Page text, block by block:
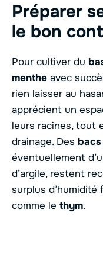
Préparer
le bon
Pour cultiver du
menthe avec
rien laisser au
apprécient un
leurs racines, tout
drainage. Des
éventuellement
d’argile, restent
surplus
comme le thym.